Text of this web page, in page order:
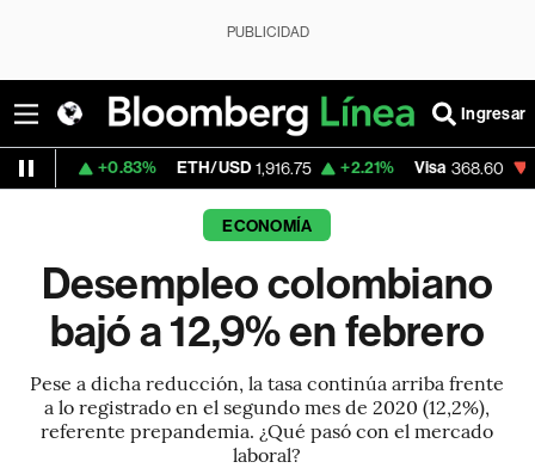
PUBLICIDAD
Ingresar
ETH/USD 1,916.75 +2.21% Visa 368.60 -0.27%
ECONOMÍA
Desempleo colombiano
bajó a 12,9% en febrero
Pese a dicha reducción, la tasa continúa arriba frente
a lo registrado en el segundo mes de 2020 (12,2%),
referente prepandemia. ¿Qué pasó con el mercado
laboral?